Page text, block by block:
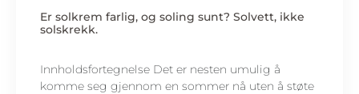
Er solkrem farlig, og soling sunt? Solvett, ikke
solskrekk.
Innholdsfortegnelse Det er nesten umulig å
komme seg gjennom en sommer nå uten å støte